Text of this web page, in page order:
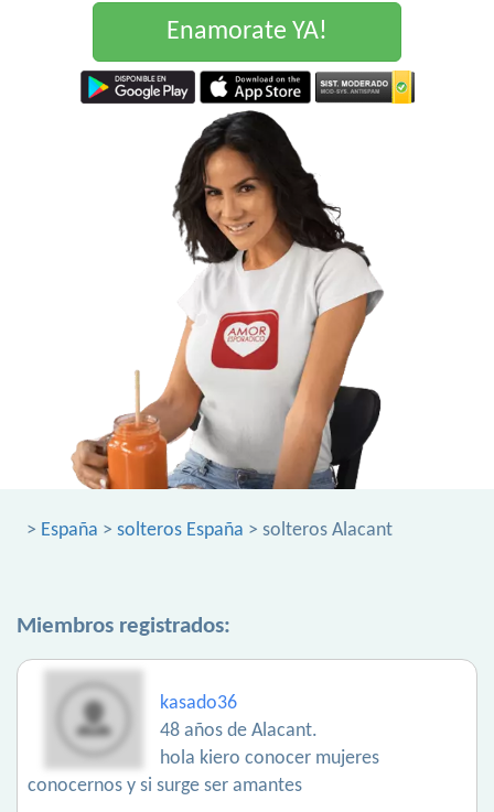
Enamorate YA!
> España > solteros España > solteros Alacant
Miembros registrados:
kasado36
48 años de Alacant.
hola kiero conocer mujeres
conocernos y si surge ser amantes